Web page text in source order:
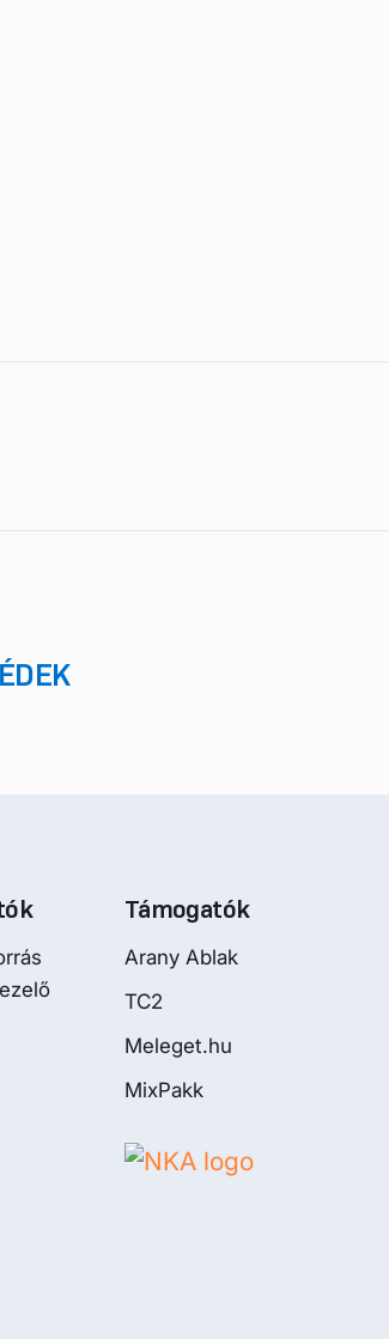
Támogatók
Arany Ablak
TC2
Meleget.hu
MixPakk